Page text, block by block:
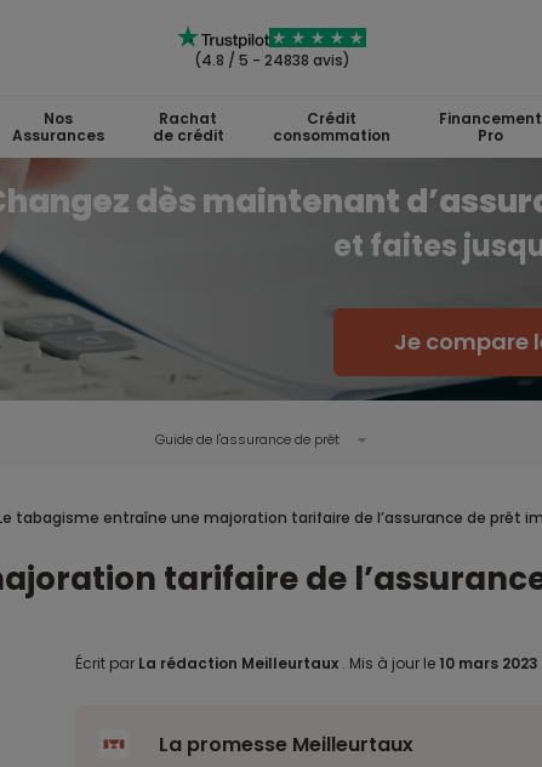
(4.8 / 5 - 24838 avis)
Nos
Assurances
Rachat
de crédit
Crédit
consommation
Financement
Pro
dès maintenant
et faites
Je compare
Guide de l'assurance de prêt
tabagisme entraîne une majoration tarifaire de l’assurance de prêt
tarifaire de
Écrit par La rédaction Meilleurtaux . Mis à jour le 10 mars 2023
La promesse Meilleurtaux